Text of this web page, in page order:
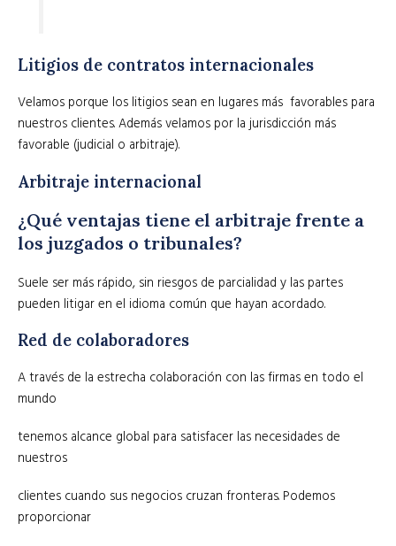
Litigios de contratos internacionales
Velamos porque los litigios sean en lugares más favorables para
nuestros clientes. Además velamos por la jurisdicción más
favorable (judicial o arbitraje).
Arbitraje internacional
¿Qué ventajas tiene el arbitraje frente a
los juzgados o tribunales?
Suele ser más rápido, sin riesgos de parcialidad y las partes
pueden litigar en el idioma común que hayan acordado.
Red de colaboradores
A través de la estrecha colaboración con las firmas en todo el
mundo
tenemos alcance global para satisfacer las necesidades de
nuestros
clientes cuando sus negocios cruzan fronteras. Podemos
proporcionar